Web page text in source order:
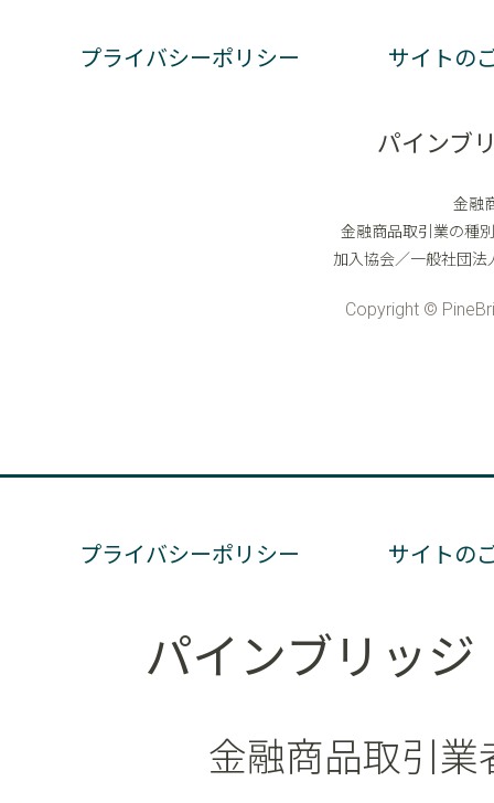
プライバシーポリシー サイトの
パインブリッ
金融商品取引